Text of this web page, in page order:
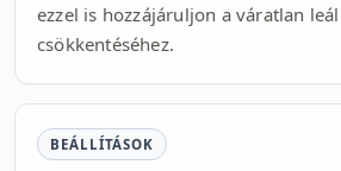
ezzel is hozzájáruljon a váratlan
csökkentéséhez.
BEÁLLÍTÁSOK